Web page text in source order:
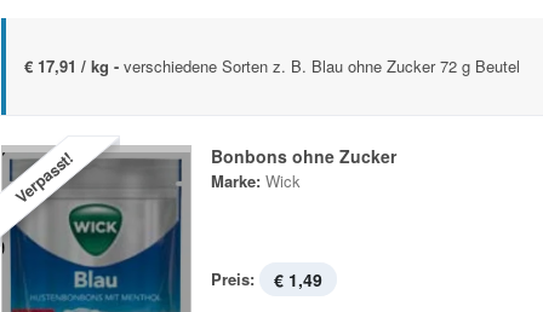
€ 17,91 / kg - verschiedene Sorten z. B. Blau ohne Zucker 72 g Beutel
Verpasst! Bonbons ohne Zucker
Marke: Wick
Preis: € 1,49